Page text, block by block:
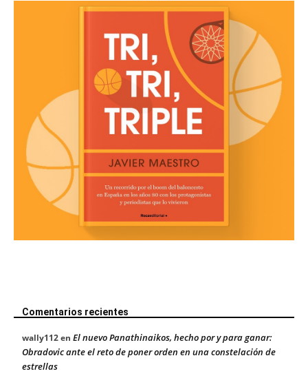
Comentarios recientes
wally112en El nuevo Panathinaikos, hecho por y para ganar:
Obradovic ante el reto de poner orden en una constelación de
estrellas